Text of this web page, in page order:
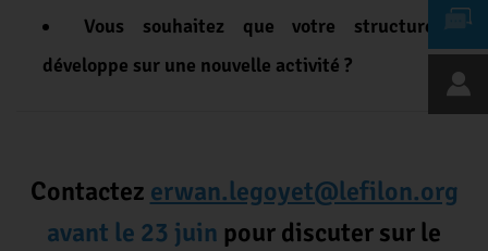
Vous souhaitez que votre structure se
développe sur une nouvelle activité ?
Contactez erwan.legoyet@lefilon.org
avant le 23 juin pour discuter sur le